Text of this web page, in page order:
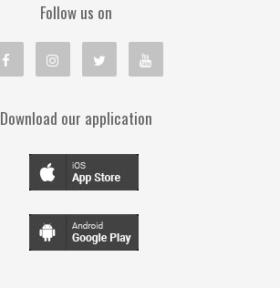
Follow us on
Download our application